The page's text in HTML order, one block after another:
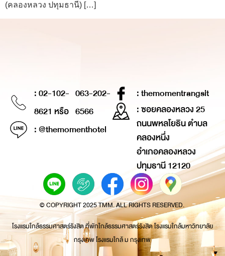
(คลองหลวง ปทุมธานี) […]
: 02-102-
8621 หรือ
063-202-
6566
: @themomenthotel
: themomentrangsit
: ซอยคลองหลวง 25
ถนนพหลโยธิน ตำบล
คลองหนึ่ง
อำเภอคลองหลวง
ปทุมธานี 12120
© COPYRIGHT 2025 TMM. ALL RIGHTS RESERVED.
โรงแรมใกล้ธรรมศาสตร์รังสิต ที่พักใกล้ธรรมศาสตร์รังสิต โรงแรมใกล้มหาวิทยาลัย
กรุงเทพ โรงแรมใกล้ ม กรุงเทพ